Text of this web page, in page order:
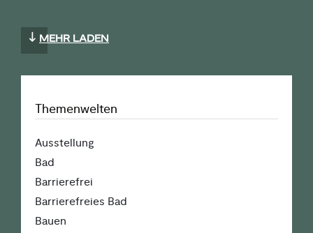
MEHR LADEN
Themenwelten
Ausstellung
Bad
Barrierefrei
Barrierefreies Bad
Bauen